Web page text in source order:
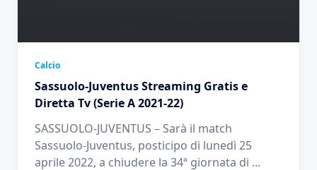
Calcio
Sassuolo-Juventus Streaming Gratis e
Diretta Tv (Serie A 2021-22)
SASSUOLO-JUVENTUS – Sarà il match
Sassuolo-Juventus, posticipo di lunedì 25
aprile 2022, a chiudere la 34ª giornata di ...